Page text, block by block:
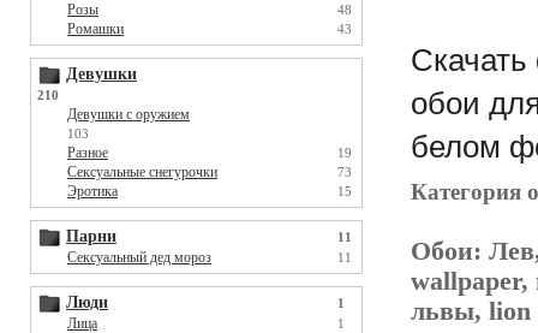
Розы 48
Ромашки 43
Девушки
210
Девушки с оружием
103
Разное 19
Сексуальные снегурочки 73
Эротика 15
Парни 11
Сексуальный дед мороз 11
Люди 1
Лица 1
обои
белом
Категория
Обои:
wallpaper,
львы, lion